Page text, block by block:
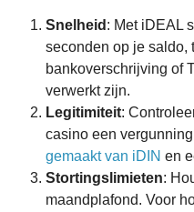
Snelheid : Met iDEAL
seconden op je saldo,
bankoverschrijving of
verwerkt zijn.
Legitimiteit:
casino een
gemaakt van iDIN en
Stortingslimieten:
maandplafond. Voor